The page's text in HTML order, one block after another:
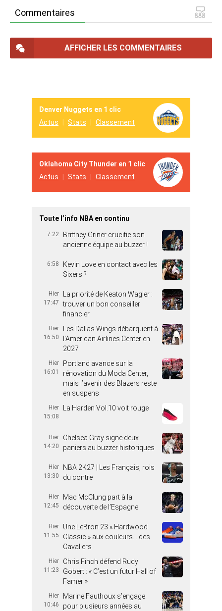
Commentaires
AFFICHER LES COMMENTAIRES
Denver Nuggets en 1 clic
Actus
Stats Classement
Oklahoma City Thunder en 1 clic
Actus
Stats Classement
Toute l’info NBA en continu
7:22
Brittney Griner crucifie son
ancienne équipe au buzzer !
6:58
Kevin Love en contact avec les
Sixers ?
Hier
17:47
La priorité de Keaton Wagler :
trouver un bon conseiller
financier
Hier
16:50
Les Dallas Wings débarquent à
l’American Airlines Center en
2027
Hier
16:01
Portland avance sur la
rénovation du Moda Center,
mais l’avenir des Blazers reste
en suspens
Hier
15:08
La Harden Vol.10 voit rouge
Hier
14:20
Chelsea Gray signe deux
paniers au buzzer historiques
Hier
13:30
NBA 2K27 | Les Français, rois
du contre
Hier
12:45
Mac McClung part à la
découverte de l’Espagne
Hier
11:55
Une LeBron 23 « Hardwood
Classic » aux couleurs… des
Cavaliers
Hier
11:23
Chris Finch défend Rudy
Gobert : « C’est un futur Hall of
Famer »
Hier
10:46
Marine Fauthoux s’engage
pour plusieurs années au